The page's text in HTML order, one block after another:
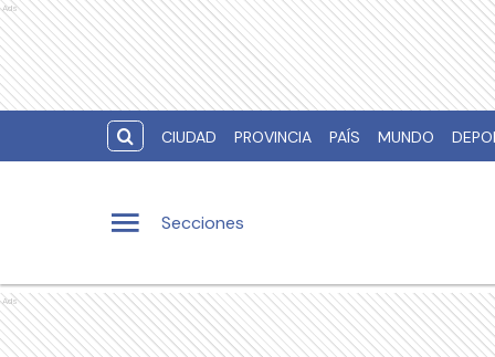
Ads
CIUDAD PROVINCIA PAÍS MUNDO
Secciones
Ads